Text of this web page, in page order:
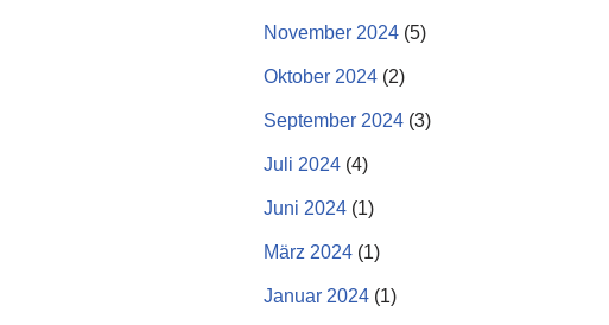
November 2024 (5)
Oktober 2024 (2)
September 2024 (3)
Juli 2024 (4)
Juni 2024 (1)
März 2024 (1)
Januar 2024 (1)